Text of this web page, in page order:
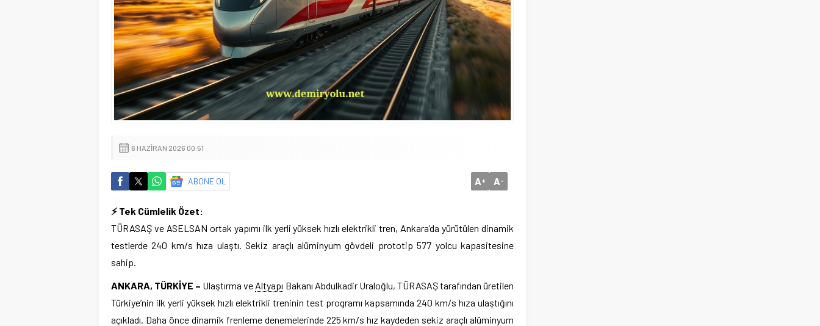
6 HAZIRAN 2026 00:51
ABONE OL A+ A-
⚡ Tek Cümlelik Özet:
TÜRASAŞ ve ASELSAN ortak yapımı ilk yerli yüksek hızlı elektrikli tren, Ankara’da yürütülen dinamik
testlerde 240 km/s hıza ulaştı. Sekiz araçlı alüminyum gövdeli prototip 577 yolcu kapasitesine
sahip.
ANKARA, TÜRKİYE – Ulaştırma ve Altyapı Bakanı Abdulkadir Uraloğlu, TÜRASAŞ tarafından üretilen
Türkiye’nin ilk yerli yüksek hızlı elektrikli treninin test programı kapsamında 240 km/s hıza ulaştığını
açıkladı. Daha önce dinamik frenleme denemelerinde 225 km/s hız kaydeden sekiz araçlı alüminyum